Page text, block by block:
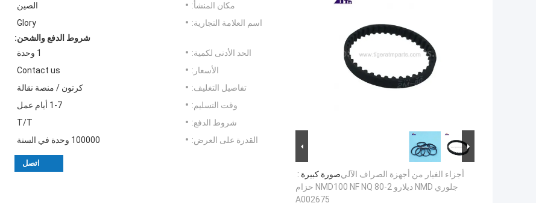
صورة كبيرة :أجزاء الغيار من أجهزة الصراف الآلي
جلوري NMD ديلارو NMD100 NF NQ 80-2 حزام
A002675
مكان المنشأ:
الصين
اسم العلامة التجارية:
Glory
شروط الدفع والشحن:
الحد الأدنى لكمية:
1 وحدة
الأسعار:
Contact us
تفاصيل التغليف:
كرتون / منصة نقالة
وقت التسليم:
1-7 أيام عمل
شروط الدفع:
T/T
القدرة على العرض:
100000 وحدة في السنة
اتصل